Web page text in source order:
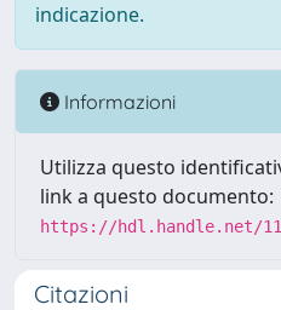
indicazione.
Informazioni
Utilizza questo
link a questo documento:
https://hdl.handle.net/
Citazioni